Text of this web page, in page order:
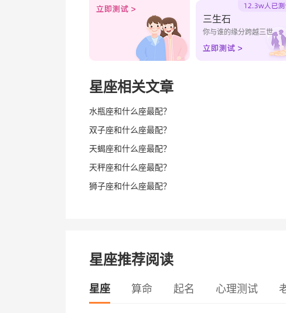
三生石
你与谁的缘分跨越三世
星座相关文章
水瓶座和什么座最配？
双子座和什么座最配？
天蝎座和什么座最配？
天秤座和什么座最配？
狮子座和什么座最配？
星座推荐阅读
星座 算命 起名 心理测试